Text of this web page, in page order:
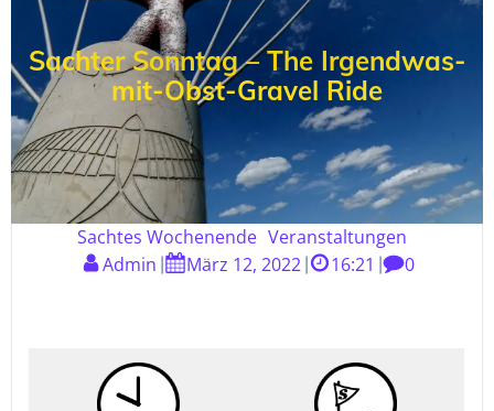
Sachter Sonntag – The Irgendwas-
mit-Obst-Gravel Ride
Sachtes Wochenende Veranstaltungen
Admin
März 12, 2022 16:21 0